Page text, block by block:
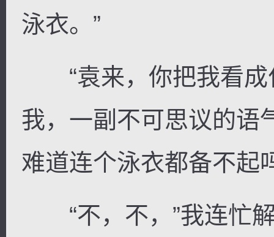
泳衣。”
“袁来，你把我看成
我，一副不可思议的语
难道连个泳衣都备不起
“不，不，”我连忙解